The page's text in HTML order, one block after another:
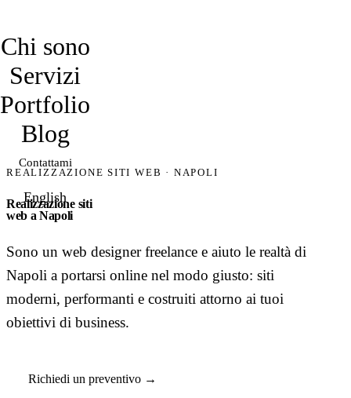
Chi sono
Servizi
Portfolio
Blog
Contattami
English
REALIZZAZIONE SITI WEB · NAPOLI
Realizzazione siti
web a Napoli
Sono un web designer freelance e aiuto le realtà di
Napoli a portarsi online nel modo giusto: siti
moderni, performanti e costruiti attorno ai tuoi
obiettivi di business.
Richiedi un preventivo →